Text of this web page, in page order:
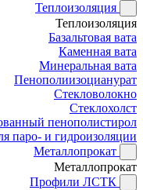
Теплоизоляция
Теплоизоляция
Базальтовая вата
Каменная вата
Минеральная вата
Пенополиизоцианурат
Стекловолокно
Стеклохолст
пенополистирол
паро- и гидроизоляции
Металлопрокат
Металлопрокат
Профили ЛСТК